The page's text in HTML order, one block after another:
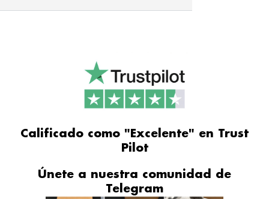
Calificado como "Excelente" en Trust
Pilot
Únete a nuestra comunidad de
Telegram